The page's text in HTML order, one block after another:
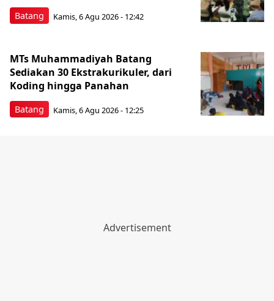
Batang Kamis, 6 Agu 2026 - 12:42
Batang
MTs Muhammadiyah Batang
Sediakan 30 Ekstrakurikuler, dari
Koding hingga Panahan
Kamis, 6 Agu 2026 - 12:25